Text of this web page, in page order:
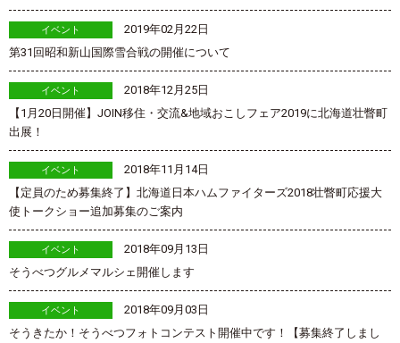
イベント
2019年02月22日
第31回昭和新山国際雪合戦の開催について
イベント
2018年12月25日
【1月20日開催】JOIN移住・交流&地域おこしフェア2019に北海道壮瞥町
出展！
イベント
2018年11月14日
【定員のため募集終了】北海道日本ハムファイターズ2018壮瞥町応援大
使トークショー追加募集のご案内
イベント
2018年09月13日
そうべつグルメマルシェ開催します
イベント
2018年09月03日
そうきたか！そうべつフォトコンテスト開催中です！【募集終了しまし